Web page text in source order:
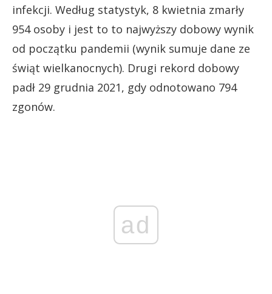
infekcji. Według statystyk, 8 kwietnia zmarły
954 osoby i jest to to najwyższy dobowy wynik
od początku pandemii (wynik sumuje dane ze
świąt wielkanocnych). Drugi rekord dobowy
padł 29 grudnia 2021, gdy odnotowano 794
zgonów.
ad